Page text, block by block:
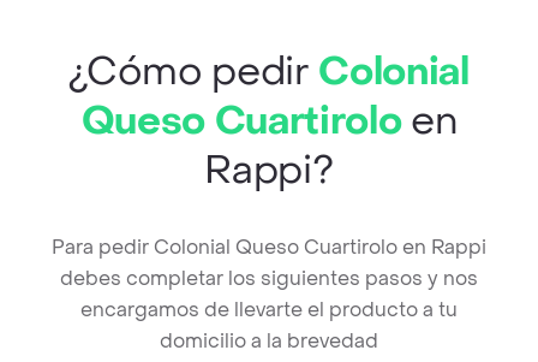
¿Cómo pedir Colonial
Queso Cuartiroloen
Rappi?
Para pedir Colonial Queso Cuartirolo en Rappi
debes completar los siguientes pasos y nos
encargamos de llevarte el producto a tu
domicilio a la brevedad